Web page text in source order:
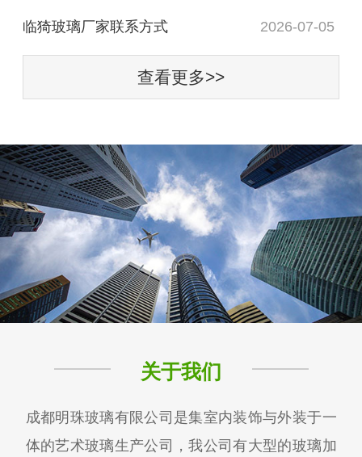
临猗玻璃厂家联系方式 2026-07-05
查看更多>>
关于我们
成都明珠玻璃有限公司是集室内装饰与外装于一
体的艺术玻璃生产公司，我公司有大型的玻璃加